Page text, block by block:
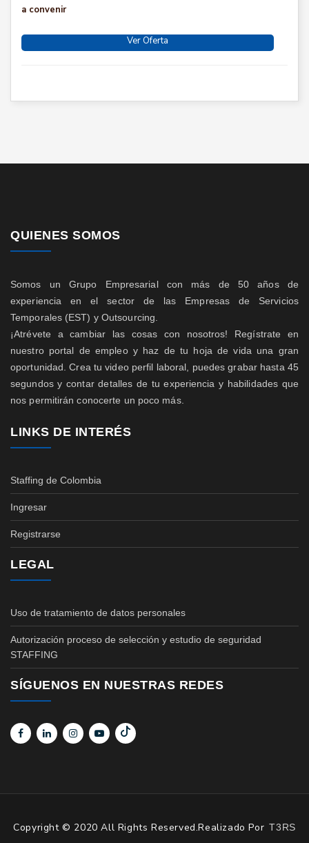
a convenir
Ver Oferta
QUIENES SOMOS
Somos un Grupo Empresarial con más de 50 años de
experiencia en el sector de las Empresas de Servicios
Temporales (EST) y Outsourcing.
¡Atrévete a cambiar las cosas con nosotros! Regístrate en
nuestro portal de empleo y haz de tu hoja de vida una gran
oportunidad. Crea tu video perfil laboral, puedes grabar hasta 45
segundos y contar detalles de tu experiencia y habilidades que
nos permitirán conocerte un poco más.
LINKS DE INTERÉS
Staffing de Colombia
Ingresar
Registrarse
LEGAL
Uso de tratamiento de datos personales
Autorización proceso de selección y estudio de seguridad
STAFFING
SÍGUENOS EN NUESTRAS REDES
Copyright © 2020 All Rights Reserved.Realizado Por T3RS